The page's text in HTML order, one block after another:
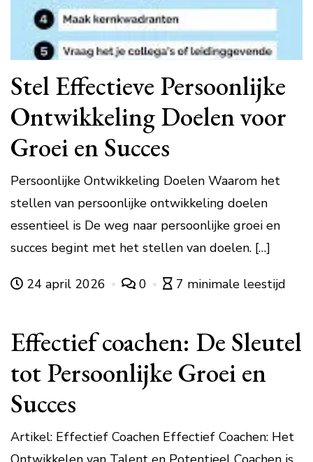
Stel Effectieve Persoonlijke
Ontwikkeling Doelen voor
Groei en Succes
Persoonlijke Ontwikkeling Doelen Waarom het
stellen van persoonlijke ontwikkeling doelen
essentieel is De weg naar persoonlijke groei en
succes begint met het stellen van doelen. […]
24 april 2026 0 7 minimale leestijd
Effectief coachen: De Sleutel
tot Persoonlijke Groei en
Succes
Artikel: Effectief Coachen Effectief Coachen: Het